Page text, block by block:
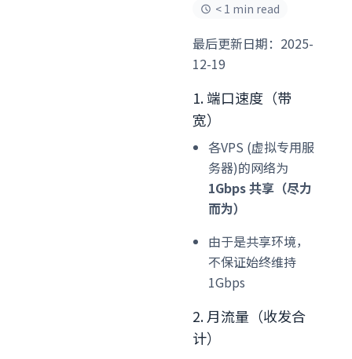
< 1 min read
最后更新日期：2025-
12-19
1. 端口速度（带
宽）
各VPS (虚拟专用服
务器)的网络为
1Gbps 共享（尽力
而为）
由于是共享环境，
不保证始终维持
1Gbps
2. 月流量（收发合
计）